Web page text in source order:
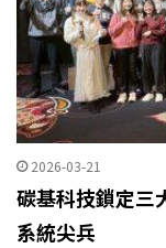
2026-03-21
碳基科技鎖定三
系統尖兵